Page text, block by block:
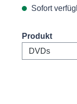
Sofort
Select
Produkt